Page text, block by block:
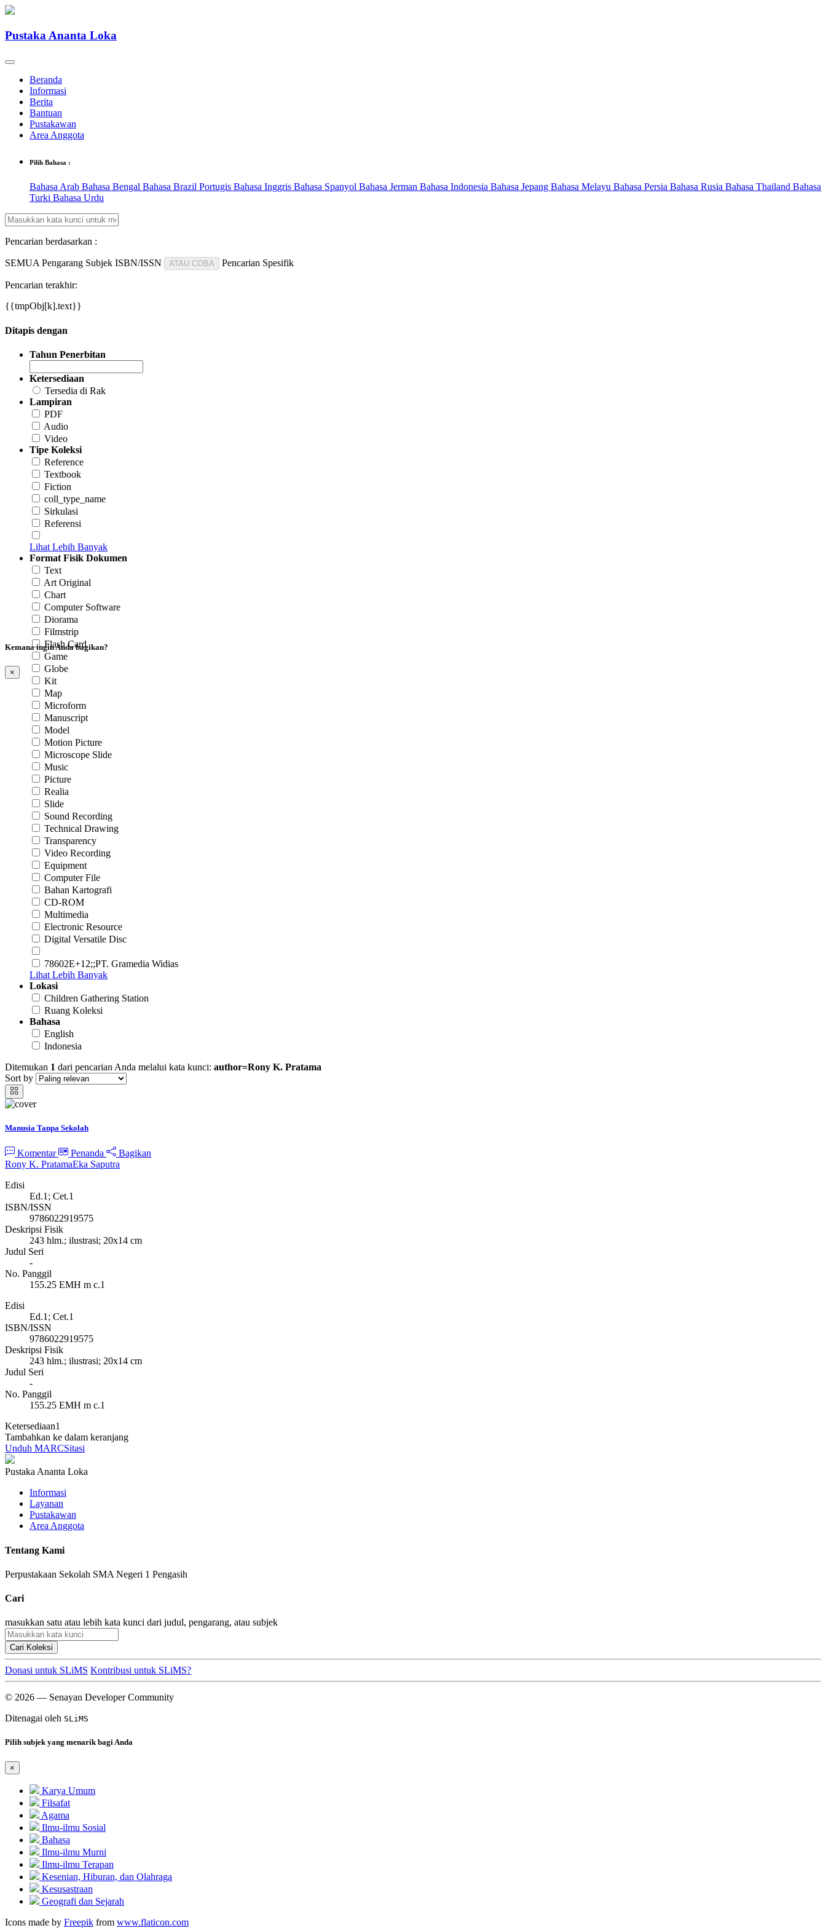
Pustaka Ananta Loka
Beranda
Informasi
Berita
Bantuan
Pustakawan
Area Anggota
Pilih Bahasa :
Bahasa Arab Bahasa Bengal Bahasa Brazil Portugis Bahasa Inggris Bahasa Spanyol Bahasa Jerman Bahasa Indonesia Bahasa Jepang Bahasa Melayu Bahasa Persia Bahasa Rusia Bahasa Thailand Bahasa
Turki Bahasa Urdu
Pencarian berdasarkan :
SEMUA Pengarang Subjek ISBN/ISSN ATAU COBA Pencarian Spesifik
Pencarian terakhir:
{{tmpObj[k].text}}
Ditapis dengan
Tahun Penerbitan
Ketersediaan
Tersedia di Rak
Lampiran
PDF
Audio
Video
Tipe Koleksi
Reference
Textbook
Fiction
coll_type_name
Sirkulasi
Referensi
Lihat Lebih Banyak
Format Fisik Dokumen
Text
Art Original
Chart
Computer Software
Diorama
Filmstrip
Flash Card
Game
Globe
Kit
Map
Microform
Manuscript
Model
Motion Picture
Microscope Slide
Music
Picture
Realia
Slide
Sound Recording
Technical Drawing
Transparency
Video Recording
Equipment
Computer File
Bahan Kartografi
CD-ROM
Multimedia
Electronic Resource
Digital Versatile Disc
78602E+12;;PT. Gramedia Widias
Lihat Lebih Banyak
Lokasi
Children Gathering Station
Ruang Koleksi
Bahasa
English
Indonesia
Ditemukan 1 dari pencarian Anda melalui kata kunci: author=Rony K. Pratama
Sort by
Manusia Tanpa Sekolah
Komentar Penanda
Bagikan
Rony K. PratamaEka Saputra
Edisi
Ed.1; Cet.1
ISBN/ISSN
9786022919575
Deskripsi Fisik
243 hlm.; ilustrasi; 20x14 cm
Judul Seri
-
No. Panggil
155.25 EMH m c.1
Edisi
Ed.1; Cet.1
ISBN/ISSN
9786022919575
Deskripsi Fisik
243 hlm.; ilustrasi; 20x14 cm
Judul Seri
-
No. Panggil
155.25 EMH m c.1
Ketersediaan1
Tambahkan ke dalam keranjang
Unduh MARCSitasi
Pustaka Ananta Loka
Informasi
Layanan
Pustakawan
Area Anggota
Tentang Kami
Perpustakaan Sekolah SMA Negeri 1 Pengasih
Cari
masukkan satu atau lebih kata kunci dari judul, pengarang, atau subjek
Cari Koleksi
Donasi untuk SLiMS Kontribusi untuk SLiMS?
© 2026 — Senayan Developer Community
Ditenagai oleh SLiMS
Pilih subjek yang menarik bagi Anda
×
Karya Umum
Filsafat
Agama
Ilmu-ilmu Sosial
Bahasa
Ilmu-ilmu Murni
Ilmu-ilmu Terapan
Kesenian, Hiburan, dan Olahraga
Kesusastraan
Geografi dan Sejarah
Icons made by Freepik from www.flaticon.com
Kemana ingin Anda bagikan?
×